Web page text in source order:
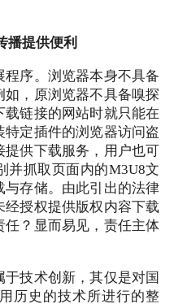
提供便利
序。浏览器本身不具备
，原浏览器不具备嗅探
链接的网站时就只能在
定插件的浏览器访问盗
供下载服务，用户也可
并抓取页面内的M3U8文
存储。由此引出的法律
授权提供版权内容下载
任？显而易见，责任主体
技术创新，其仅是对国
历史的技术所进行的整